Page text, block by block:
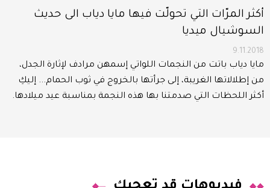
أكثر المرّات التي تحولّت فيها مايا دياب الى حديث
السوشيال ميديا
9.11.2018
مايا دياب باتت من النجمات اللواتي إسمهن مرادف لإثارة الجدل،
من إطلالاتها الغريبة، إلى جرأتها بالخروج في ثوب الحمام... إليكِ
أكثر اللحظات التي صدمتنا بها هذه النجمة بمناسبة عيد ميلادها.